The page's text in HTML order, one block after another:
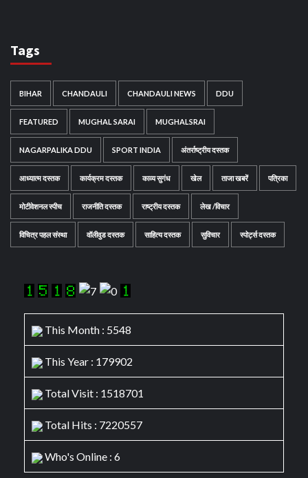
Tags
BIHAR CHANDAULI CHANDAULI NEWS DDU
FEATURED MUGHAL SARAI MUGHALSRAI
NAGARPALIKA DDU SPORT INDIA अंतर्राष्ट्रीय दस्तक
आध्यात्म दस्तक कार्यक्रम दस्तक काव्य सुगंध खेल ताजा खबरें पत्रिका
मोटीवेशनल स्पीच राजनीति दस्तक राष्ट्रीय दस्तक लेख /विचार
विचित्र पहल संस्था वॉलीवुड दस्तक साहित्य दस्तक सुविचार स्पोर्ट्स दस्तक
This Month : 5548
This Year : 179902
Total Visit : 1518701
Total Hits : 7220557
Who's Online : 6